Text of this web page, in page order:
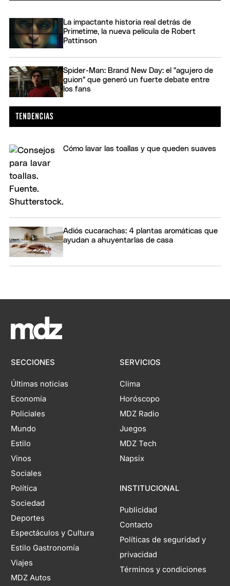
La impactante historia real detrás de
Primetime, la nueva película de Robert
Pattinson
Spider-Man: Brand New Day: el "agujero de
guion" que generó un fuerte debate entre
los fans
Cómo lavar las toallas y que queden suaves
Adiós cucarachas: 4 plantas aromáticas que
ayudan a ahuyentarlas de casa
SECCIONES
Últimas noticias
Economía
Policiales
Mundo
Estilo
Vinos
Sociales
Política
Sociedad
Deportes
Espectáculos y Cultura
Estilo Gastronomía
Viajes
MDZ Autos
SERVICIOS
Clima
Horóscopo
MDZ Radio
Juegos
MDZ Tech
Napsix
INSTITUCIONAL
Publicidad
Contacto
Políticas de seguridad y
privacidad
Términos y condiciones